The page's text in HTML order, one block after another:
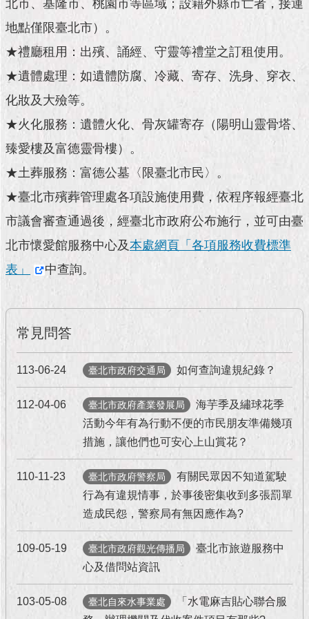
公
告
施
政
願
景
成
果
市
政
料
館
現
臺
北
活
主
與
活
題
館
北市、基隆市、桃園市等區域；設籍外縣市亡者，接運
地點僅限臺北市）。
★禮廳租用：出殯、誦經、守靈等禮堂之訂租使用。
★遺體處理：如遺體防腐、冷藏、寄存、洗身、穿衣、
化妝及大殮等。
★火化服務：遺體火化、骨灰罐寄存（陽明山靈骨塔、
臻愛樓及富德靈骨樓）。
★土葬服務：富德公墓〈限臺北市民〉。
★臺北市殯葬管理處各項設施使用費，依程序報經臺北
市議會審查通過後，經臺北市政府公布施行，並可由臺
北市懷愛館服務中心及本處網頁「各項服務收費標準
表」
中查詢。
常見問答
113-06-24 臺北市政府交通局 如何查詢違規紀錄？
112-04-06 臺北市政府產業發展局
海芋季及繡球花季
活動今年有為行動不便的市民朋友準備幾項
措施，讓他們也可安心上山賞花？
110-11-23 臺北市政府警察局
有關民眾因不知道駕駛
行為有違規情事，於事後密集收到多張罰單
造成民怨，警察局有無因應作為?
109-05-19 臺北市政府觀光傳播局
臺北市旅遊服務中
心及借問站資訊
103-05-08 臺北自來水事業處
「水電麻吉貼心聯合服